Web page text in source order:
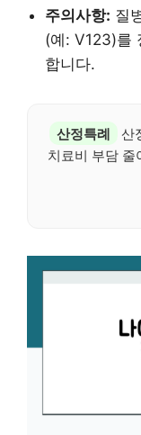
주의사항: 질
(예: V123)를
합니다.
산정특례
산
치료비 부담 줄